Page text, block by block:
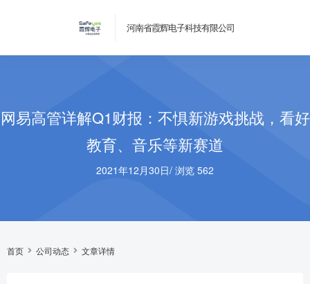
河南省霞辉电子科技有限公司
网易高管详解Q1财报：不惧新游戏挑战，看好
教育、音乐等新赛道
2021年12月30日/ 浏览 562
首页 公司动态 文章详情